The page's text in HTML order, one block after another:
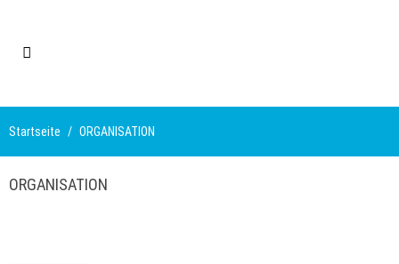
Startseite ORGANISATION
ORGANISATION